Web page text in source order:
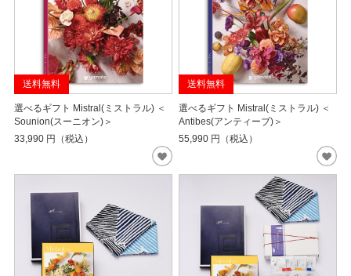
送料無料
選べるギフト Mistral(ミストラル) ＜
Sounion(スーニオン)＞
33,990 円（税込）
送料無料
選べるギフト Mistral(ミストラル) ＜
Antibes(アンティーブ)＞
55,990 円（税込）